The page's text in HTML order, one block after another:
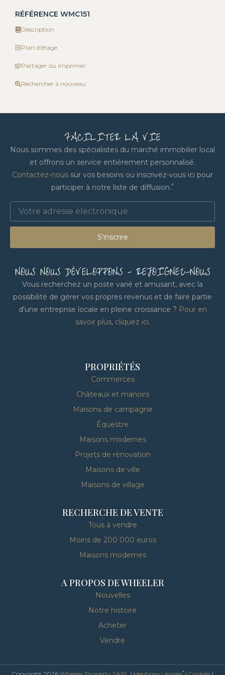
RÉFÉRENCE WMC151
Description
Plan d'étage
Partager ou imprimer
Rechercher à nouveau
FACILITER LA VIE
Nous sommes des spécialistes du marché immobilier local
et offrons un service entièrement personnalisé.
Contactez-nous sur vos besoins ou inscrivez-vous ici pour
participer à notre liste de diffusion.*
S'inscrire
NOUS NOUS DÉVELOPPONS - REJOIGNEZ-NOUS
Vous recherchez un poste varié et amusant, avec la
possibilité de gérer vos propres revenus et de faire partie
d'une entreprise locale en pleine croissance ? Pour en
savoir plus, cliquez ici.
PROPRIÉTÉS
Commerces
Châteaux et manoirs
Maisons de campagne
Équestre
Maisons modernes
Projets de rénovation
Maisons de ville
Maisons de village
RECHERCHE DE VENTE
Tous à vendre
Moins de 200 000 euros
Maisons modernes
A PROPOS DE WHEELER
Nouvelles
Notre histoire
Acheter
Vendre
*